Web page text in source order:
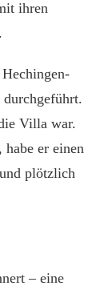
ihren
durchgeführt.
Villa war.
habe er einen
plötzlich
– eine